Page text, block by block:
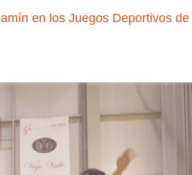
en los Juegos Deportivos de